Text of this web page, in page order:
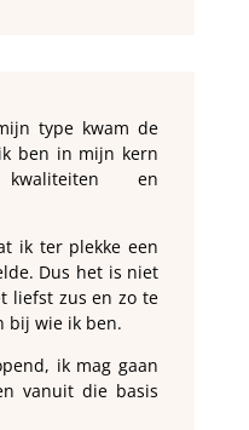
type kwam de
ben in mijn kern
en
ik ter plekke een
Dus het is niet
liefst zus en zo te
bij wie ik ben.
ik mag gaan
vanuit die basis